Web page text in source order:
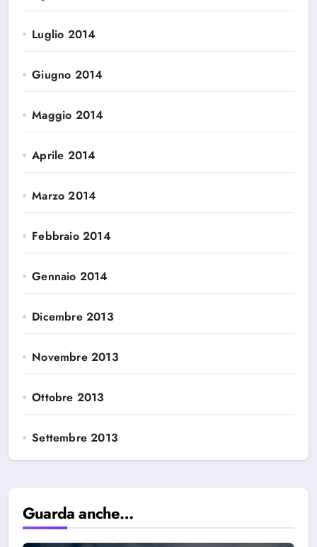
Luglio 2014
Giugno 2014
Maggio 2014
Aprile 2014
Marzo 2014
Febbraio 2014
Gennaio 2014
Dicembre 2013
Novembre 2013
Ottobre 2013
Settembre 2013
Guarda anche…